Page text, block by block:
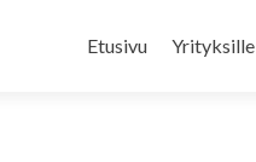
to
Etusivu Yrityksille